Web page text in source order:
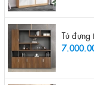
Tủ